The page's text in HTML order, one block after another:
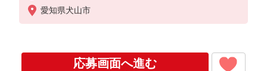
月収例：192000円以上（残業・休日出勤手当て等が
含まれています）
愛知県犬山市
応募画面へ進む